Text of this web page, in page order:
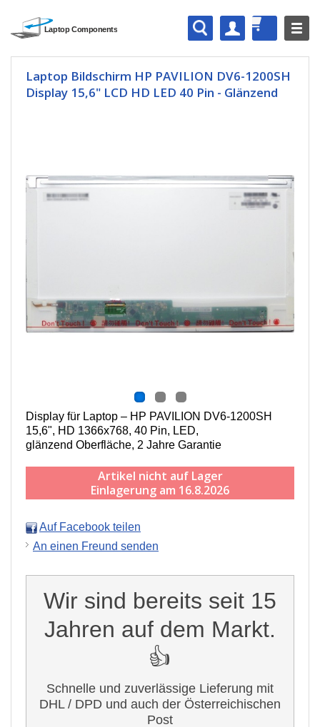
Laptop Bildschirm HP PAVILION DV6-1200SH
Display 15,6" LCD HD LED 40 Pin - Glänzend
Display für Laptop – HP PAVILION DV6-1200SH
15,6", HD 1366x768, 40 Pin, LED,
g länzend Oberfläche, 2 Jahre Garantie
Artikel nicht auf Lager
Einlagerung am 16.8.2026
Auf Facebook teilen
An einen Freund senden
Wir sind bereits seit 15
Jahren auf dem Markt.
👍
Schnelle und zuverlässige Lieferung mit
DHL / DPD und auch der Österreichischen
Post